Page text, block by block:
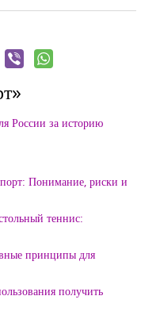
России за историю
Понимание, риски и
теннис:
принципы для
получить